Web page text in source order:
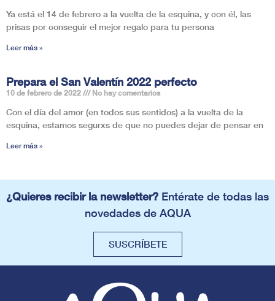
Ya está el 14 de febrero a la vuelta de la esquina, y con él, las
prisas por conseguir el mejor regalo para tu persona
Leer más »
Prepara el San Valentín 2022 perfecto
10 de febrero de 2022 No hay comentarios
Con el día del amor (en todos sus sentidos) a la vuelta de la
esquina, estamos segurxs de que no puedes dejar de pensar en
Leer más »
¿Quieres recibir la newsletter? Entérate de todas las
novedades de AQUA
SUSCRÍBETE